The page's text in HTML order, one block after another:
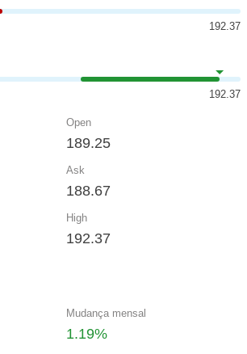
192.37
192.37
Open
189.25
Ask
188.67
High
192.37
Mudança mensal
1.19%